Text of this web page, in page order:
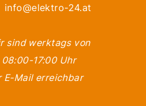
info@elektro-24.at
sind werktags von
08:00-17:00 Uhr
E-Mail erreichbar